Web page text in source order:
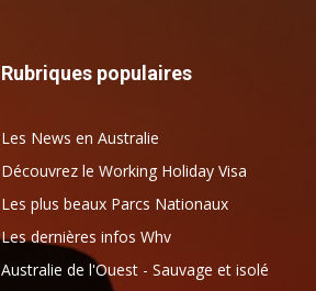
Rubriques populaires
Les News en Australie
Découvrez le Working Holiday Visa
Les plus beaux Parcs Nationaux
Les dernières infos Whv
Australie de l'Ouest - Sauvage et isolé